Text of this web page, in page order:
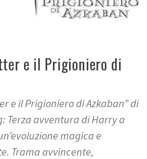
e il Prigioniero di
e il Prigioniero di Azkaban” di
Terza avventura di Harry a
magica e
Trama avvincente,